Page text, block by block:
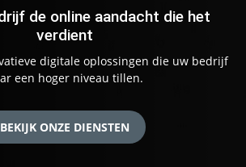
de online aandacht die het
verdient
digitale oplossingen die uw bedrijf
een hoger niveau tillen.
BEKIJK ONZE DIENSTEN